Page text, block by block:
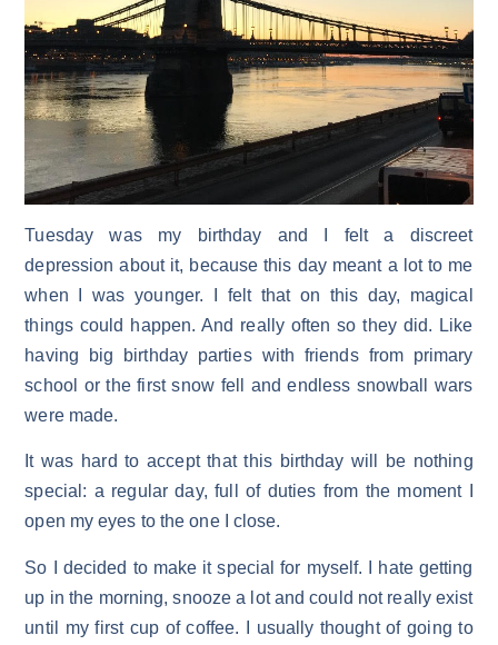
Tuesday was my birthday and I felt a discreet
depression about it, because this day meant a lot to me
when I was younger. I felt that on this day, magical
things could happen. And really often so they did. Like
having big birthday parties with friends from primary
school or the first snow fell and endless snowball wars
were made.
It was hard to accept that this birthday will be nothing
special: a regular day, full of duties from the moment I
open my eyes to the one I close.
So I decided to make it special for myself. I hate getting
up in the morning, snooze a lot and could not really exist
until my first cup of coffee. I usually thought of going to